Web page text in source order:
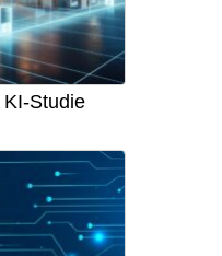
Studie